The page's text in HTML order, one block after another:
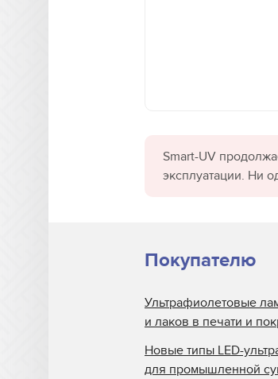
Smart-UV
эксплуатации. Ни
Покупателю
Ультрафиолетовые
и лаков в печати и
Новые типы LED-
для промышленной